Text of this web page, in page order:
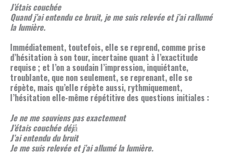
J’étais couchée
Quand j’ai entendu ce bruit, je me suis relevée et j’ai rallumé
la lumière.
Immédiatement, toutefois, elle se reprend, comme prise
d’hésitation à son tour, incertaine quant à l’exactitude
requise ; et l’on a soudain l’impression, inquiétante,
troublante, que non seulement, se reprenant, elle se
répète, mais qu’elle répète aussi, rythmiquement,
l’hésitation elle-même répétitive des questions initiales :
Je ne me souviens pas exactement
J’étais couchée déjà̀
J’ai entendu du bruit
Je me suis relevée et j’ai allumé la lumière.